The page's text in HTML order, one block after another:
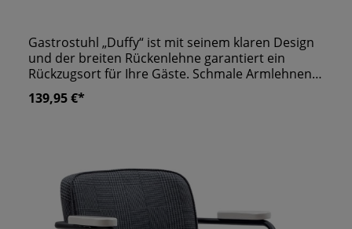
Gastrostuhl „Duffy“ ist mit seinem klaren Design
und der breiten Rückenlehne garantiert ein
Rückzugsort für Ihre Gäste. Schmale Armlehnen
schmiegen sich an die Sitzfläche an und runden
den modernen Auftritt ab. Die stabilen Holzbeine
Ihre Träume in die Realität um.
139,95 €*